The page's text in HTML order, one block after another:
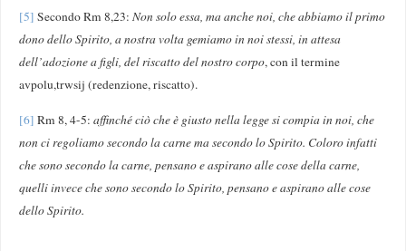
[5] Secondo Rm 8,23:Non solo essa, ma anche noi, che abbiamo il primo
dono dello Spirito, a nostra volta gemiamo in noi stessi, in attesa
dell’adozione a figli, del riscatto del nostro corpo, con il termine
avpolu,trwsij (redenzione, riscatto).
[6] Rm 8, 4-5:affinché ciò che è giusto nella legge si compia in noi, che
non ci regoliamo secondo la carne ma secondo lo Spirito. Coloro infatti
che sono secondo la carne, pensano e aspirano alle cose della carne,
quelli invece che sono secondo lo Spirito, pensano e aspirano alle cose
dello Spirito.